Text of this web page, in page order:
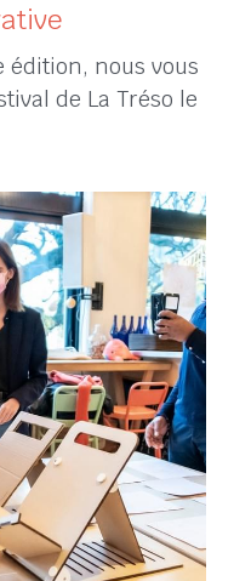
de la Tréso !
de La Tréso le